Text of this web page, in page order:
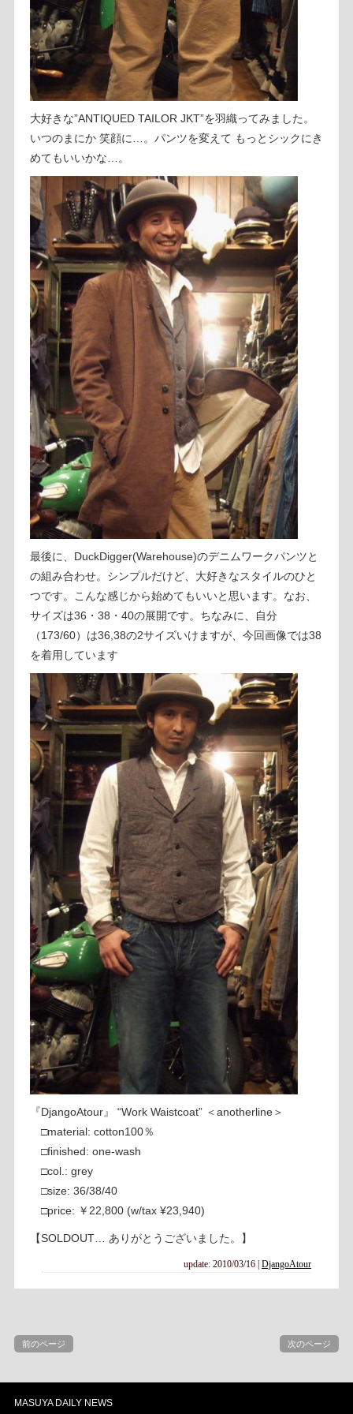
大好きな”ANTIQUED TAILOR JKT”を羽織ってみました。
いつのまにか 笑顔に…。パンツを変えて もっとシックにき
めてもいいかな…。
最後に、DuckDigger(Warehouse)のデニムワークパンツと
の組み合わせ。シンプルだけど、大好きなスタイルのひと
つです。こんな感じから始めてもいいと思います。なお、
サイズは36・38・40の展開です。ちなみに、自分
（173/60）は36,38の2サイズいけますが、今回画像では38
を着用しています
『DjangoAtour』 “Work Waistcoat” ＜anotherline＞
□material: cotton100％
□finished: one-wash
□col.: grey
□size: 36/38/40
□price: ￥22,800 (w/tax ¥23,940)
【SOLDOUT… ありがとうございました。】
update: 2010/03/16 |DjangoAtour
前のページ 次のページ
MASUYA DAILY NEWS